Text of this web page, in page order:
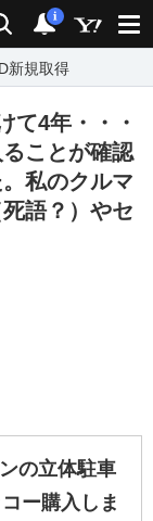
検索 通知
i
新規取得
て4年・・・
ことが確認
私のクルマ
語？）やセ
の立体駐車
ー購入しま